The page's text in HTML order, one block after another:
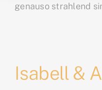
genauso strahlend
Isabell &